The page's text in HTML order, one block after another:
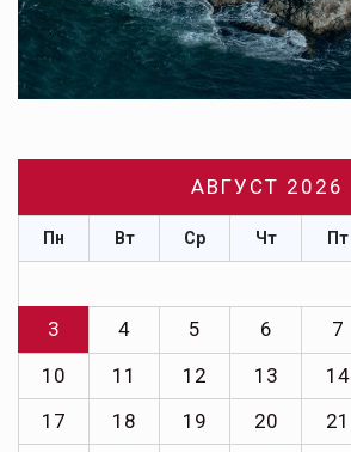
АВГУСТ 2026
Пн Вт Ср Чт Пт
3
4 5 6 7
10
11 12 13 14
17
18 19 20 21